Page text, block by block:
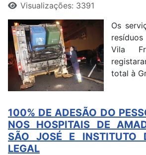
Visualizações: 3391
Os
Vila
total à
100% DE ADESÃO DO
NOS HOSPITAIS DE
SÃO JOSÉ E INSTITUTO
LEGAL